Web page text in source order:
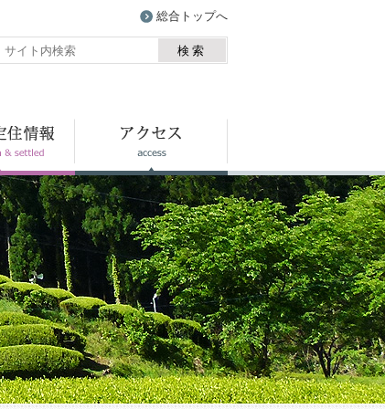
総合トップへ
検索